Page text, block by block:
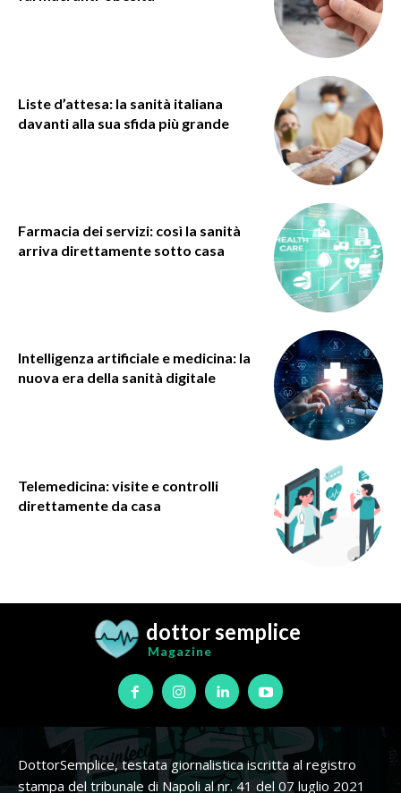
Liste d’attesa: la sanità italiana
davanti alla sua sfida più grande
Farmacia dei servizi: così la sanità
arriva direttamente sotto casa
Intelligenza artificiale e medicina: la
nuova era della sanità digitale
Telemedicina: visite e controlli
direttamente da casa
dottor semplice
Magazine
DottorSemplice, testata giornalistica iscritta al registro
stampa del tribunale di Napoli al nr. 41 del 07 luglio 2021